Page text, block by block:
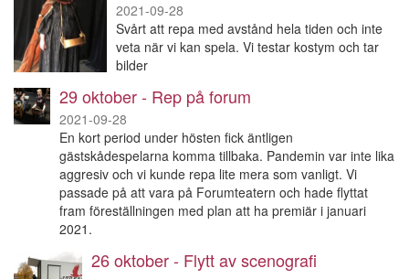
2021-09-28
Svårt att repa med avstånd hela tiden och inte
veta när vi kan spela. Vi testar kostym och tar
bilder
29 oktober - Rep på forum
2021-09-28
En kort period under hösten fick äntligen
gästskådespelarna komma tillbaka. Pandemin var inte lika
aggresiv och vi kunde repa lite mera som vanligt. Vi
passade på att vara på Forumteatern och hade flyttat
fram föreställningen med plan att ha premiär i januari
2021.
26 oktober - Flytt av scenografi